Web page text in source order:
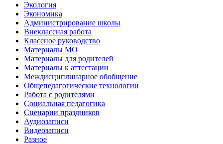
Экология
Экономика
Администрирование школы
Внеклассная работа
Классное руководство
Материалы МО
Материалы для родителей
Материалы к аттестации
Междисциплинарное обобщение
Общепедагогические технологии
Работа с родителями
Социальная педагогика
Сценарии праздников
Аудиозаписи
Видеозаписи
Разное